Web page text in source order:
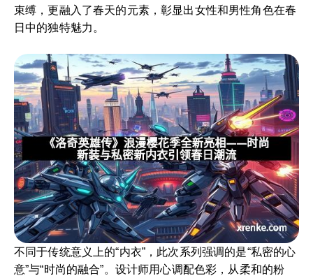
束缚，更融入了春天的元素，彰显出女性和男性角色在春
日中的独特魅力。
不同于传统意义上的“内衣”，此次系列强调的是“私密的心
意”与“时尚的融合”。设计师用心调配色彩，从柔和的粉